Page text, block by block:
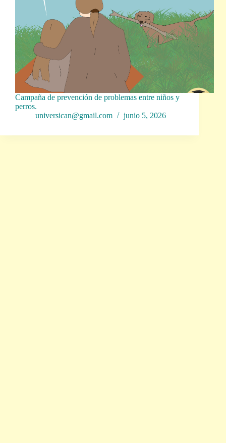
Campaña de prevención de problemas entre niños y
perros.
universican@gmail.com
junio 5, 2026